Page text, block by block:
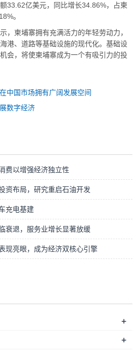
33.62亿美元，同比增长34.86%，占柬
。
，柬埔寨拥有充满活力的年轻劳动力，
港、道路等基础设施的现代化。基础设
会，将使柬埔寨成为一个有吸引力的投
中国市场拥有广阔发展空间
数字经济
费以增强经济独立性
资布局，研究重启石油开发
充电基建
衰退，服务业增长显著放缓
现亮眼，成为经济双核心引擎
+
+